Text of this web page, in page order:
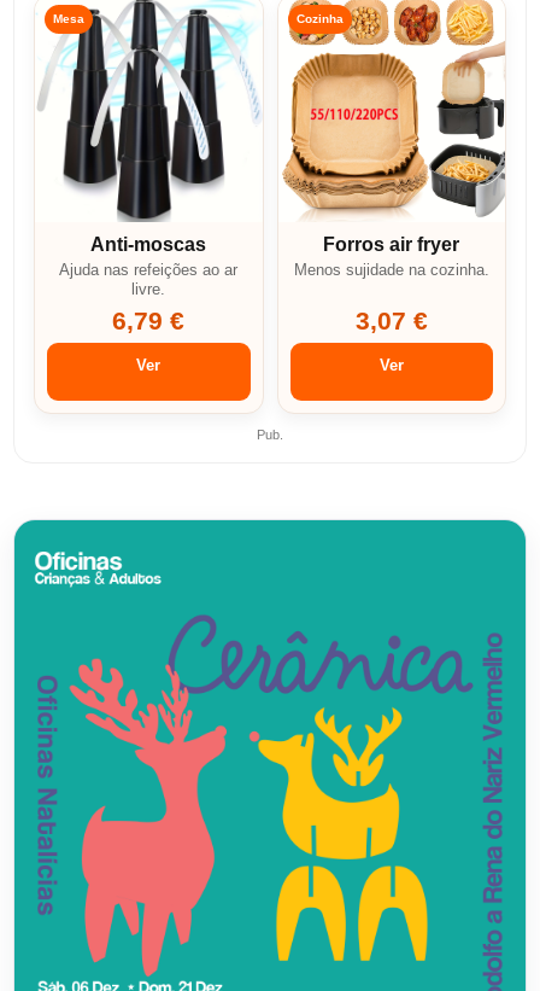
Mesa
Anti-moscas
Ajuda nas refeições ao ar
livre.
6,79 €
Ver
Cozinha
Forros air fryer
Menos sujidade na cozinha.
3,07 €
Ver
Pub.